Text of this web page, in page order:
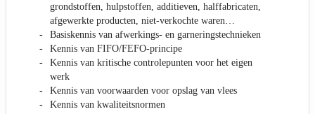
grondstoffen, hulpstoffen, additieven, halffabricaten,
afgewerkte producten, niet-verkochte waren…
Basiskennis van afwerkings- en garneringstechnieken
Kennis van FIFO/FEFO-principe
Kennis van kritische controlepunten voor het eigen
werk
Kennis van voorwaarden voor opslag van vlees
Kennis van kwaliteitsnormen